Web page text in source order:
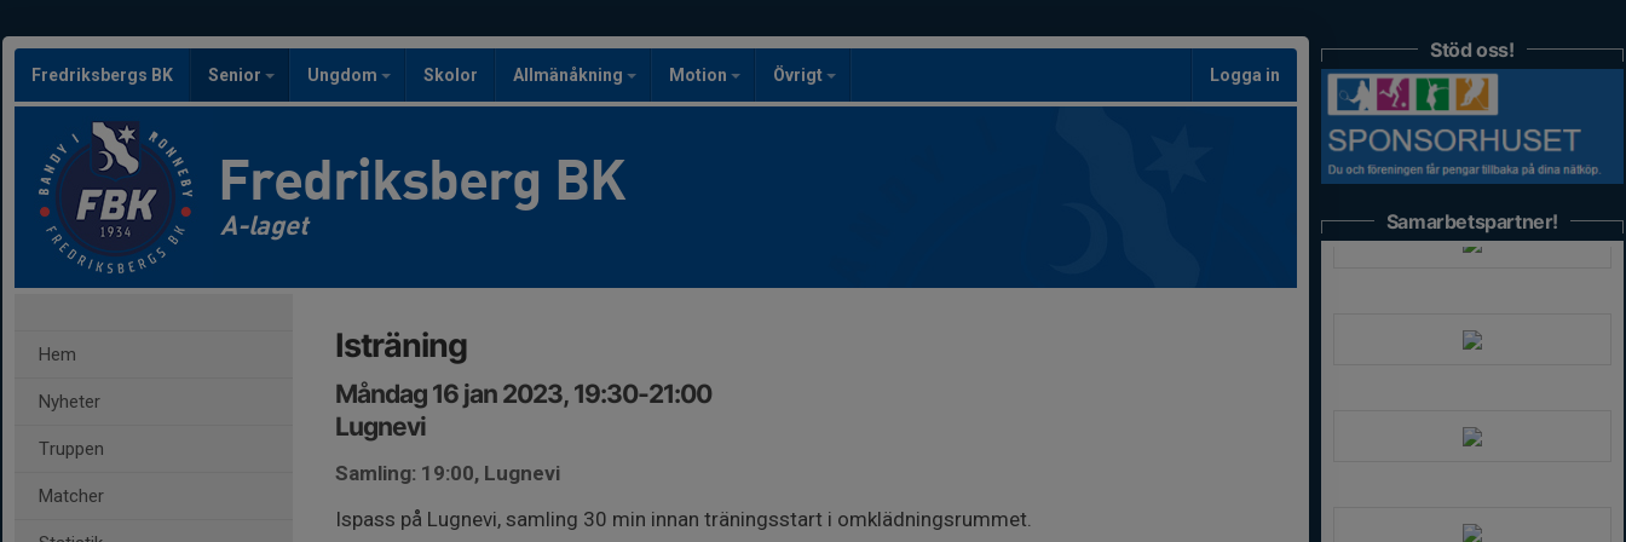
Fredriksbergs BK Senior Ungdom Skolor Allmänåkning Motion Övrigt Logga in
Fredriksberg BK
A-laget
Hem
Nyheter
Truppen
Matcher
Isträning
Måndag 16 jan 2023, 19:30-21:00
Lugnevi
Samling: 19:00, Lugnevi
Ispass på Lugnevi, samling 30 min innan träningsstart i omklädningsrummet.
Stöd oss!
Samarbetspartner!